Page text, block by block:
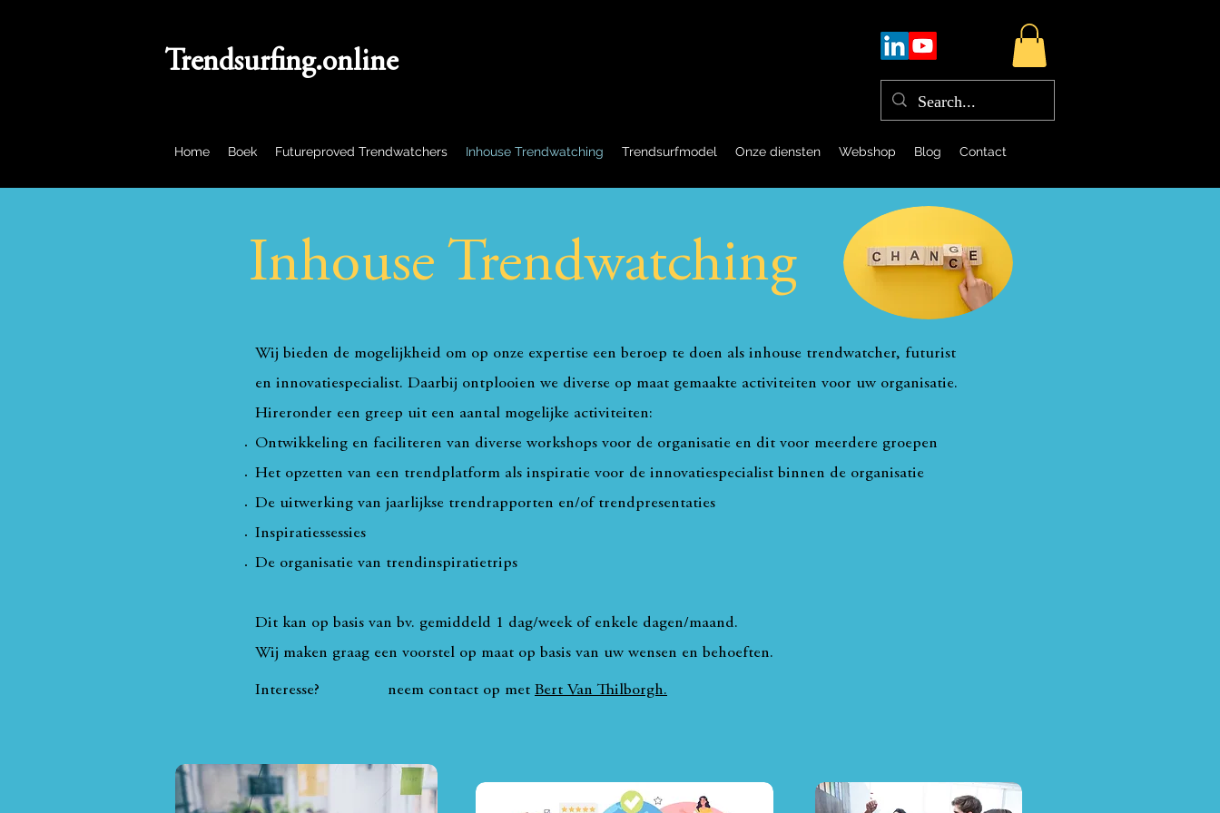
Trendsurfing.online
Home Boek Futureproved Trendwatchers Inhouse Trendwatching Trendsurfmodel Onze diensten Webshop Blog Contact
Inhouse Trendwatching
Wij bieden de mogelijkheid om op onze expertise een beroep te doen als inhouse trendwatcher, futurist
en innovatiespecialist. Daarbij ontplooien we diverse op maat gemaakte activiteiten voor uw organisatie.
Hireronder een greep uit een aantal mogelijke activiteiten:
Ontwikkeling en faciliteren van diverse workshops voor de organisatie en dit voor meerdere groepen
Het opzetten van een trendplatform als inspiratie voor de innovatiespecialist binnen de organisatie
De uitwerking van jaarlijkse trendrapporten en/of trendpresentaties
Inspiratiessessies
De organisatie van trendinspiratietrips
Dit kan op basis van bv. gemiddeld 1 dag/week of enkele dagen/maand.
Wij maken graag een voorstel op maat op basis van uw wensen en behoeften.
Interesse? neem contact op met Bert Van Thilborgh.